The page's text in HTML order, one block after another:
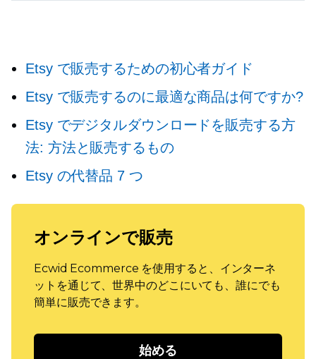
Etsy で販売するための初心者ガイド
Etsy で販売するのに最適な商品は何ですか?
Etsy でデジタルダウンロードを販売する方
法: 方法と販売するもの
Etsy の代替品 7 つ
オンラインで販売
Ecwid Ecommerce を使用すると、インターネ
ットを通じて、世界中のどこにいても、誰にでも
簡単に販売できます。
始める